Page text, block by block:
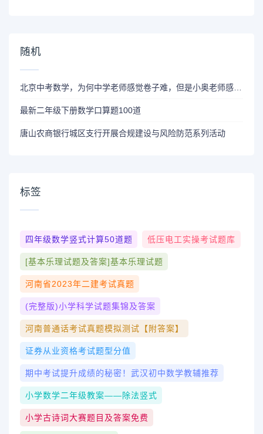
随机
最新二年级下册数学口算题100道
唐山农商银行城区支行开展合规建设与风险防范系列活动
标签
四年级数学竖式计算50道题 低压电工实操考试题库
[基本乐理试题及答案]基本乐理试题
河南省2023年二建考试真题
(完整版)小学科学试题集锦及答案
河南普通话考试真题模拟测试【附答案】
证券从业资格考试题型分值
期中考试提升成绩的秘密！武汉初中数学教辅推荐
小学数学二年级教案——除法竖式
小学古诗词大赛题目及答案免费